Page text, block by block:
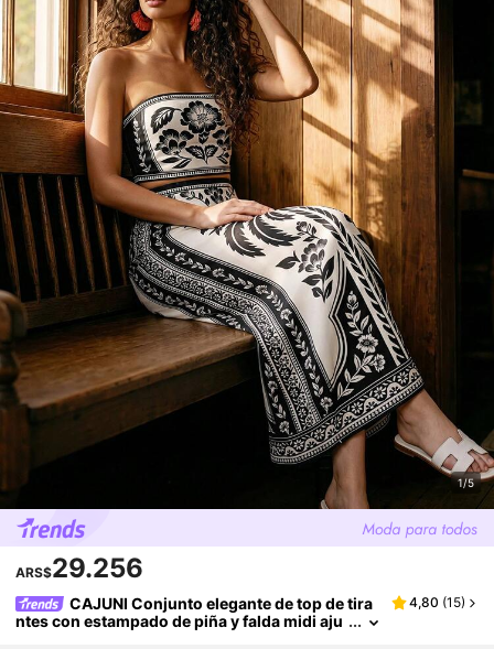
1/5
ARS$29.256
CAJUNI Conjunto elegante de top de tira
ntes con estampado de piña y falda midi aju
4,80 (15)